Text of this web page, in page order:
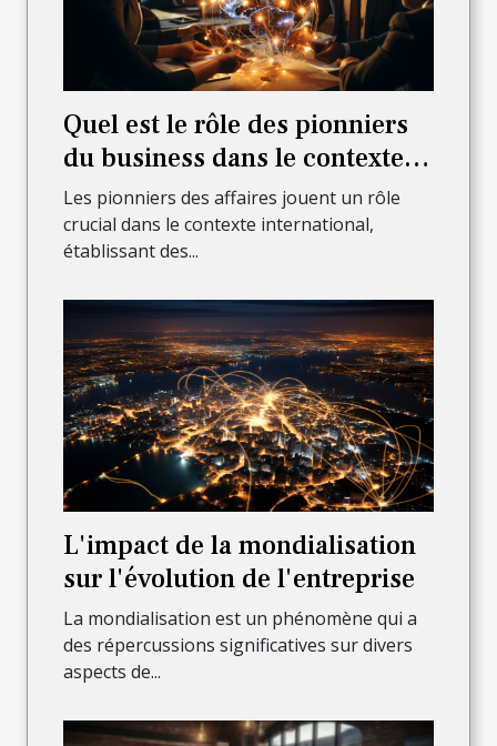
Quel est le rôle des pionniers
du business dans le contexte
international?
Les pionniers des affaires jouent un rôle
crucial dans le contexte international,
établissant des...
L'impact de la mondialisation
sur l'évolution de l'entreprise
La mondialisation est un phénomène qui a
des répercussions significatives sur divers
aspects de...